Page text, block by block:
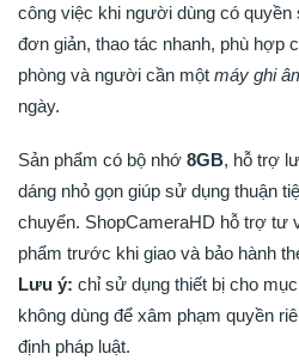
công việc khi người dùng có
đơn giản, thao tác nhanh, phù hợp
phòng và người cần một máy ghi
ngày.
Sản phẩm có bộ nhớ 8GB, hỗ trợ
dáng nhỏ gọn giúp sử dụng thuận
chuyển. ShopCameraHD hỗ trợ tư
phẩm trước khi giao và bảo hành
Lưu ý: chỉ sử dụng thiết bị cho
không dùng để xâm phạm quyền
định pháp luật.